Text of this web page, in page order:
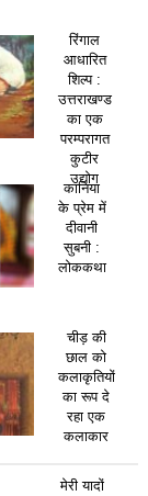
रिंगाल
आधारित
शिल्प :
उत्तराखण्ड
का एक
परम्परागत
कुटीर
उद्योग
कानिया
के प्रेम में
दीवानी
सुबनी :
लोककथा
चीड़ की
छाल को
कलाकृतियों
का रूप दे
रहा एक
कलाकार
मेरी यादों